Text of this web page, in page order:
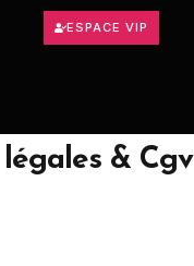
ESPACE VIP
& Cgv